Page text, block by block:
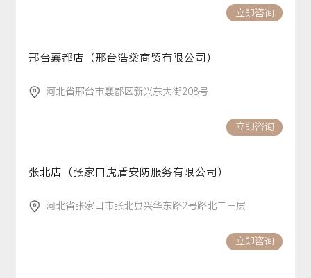
立即咨询
邢台襄都店（邢台浩燊商贸有限公司）
河北省邢台市襄都区新兴东大街208号
立即咨询
张北店（张家口虎盾安防服务有限公司）
河北省张家口市张北县兴华东路2号路北二三层
立即咨询